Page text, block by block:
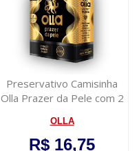
Preservativo Camisinha
Olla Prazer da Pele com 2
OLLA
R$ 16,75